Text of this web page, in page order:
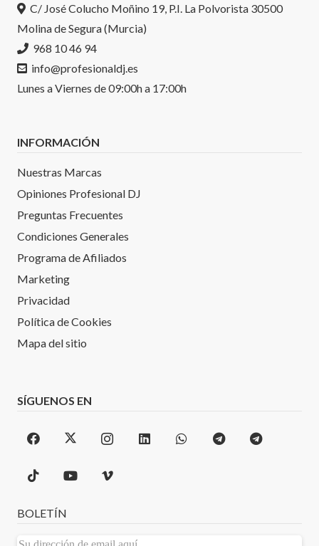
C/ José Colucho Moñino 19, P.I. La Polvorista 30500
Molina de Segura (Murcia)
968 10 46 94
info@profesionaldj.es
Lunes a Viernes de 09:00h a 17:00h
INFORMACIÓN
Nuestras Marcas
Opiniones Profesional DJ
Preguntas Frecuentes
Condiciones Generales
Programa de Afiliados
Marketing
Privacidad
Política de Cookies
Mapa del sitio
SÍGUENOS EN
BOLETÍN